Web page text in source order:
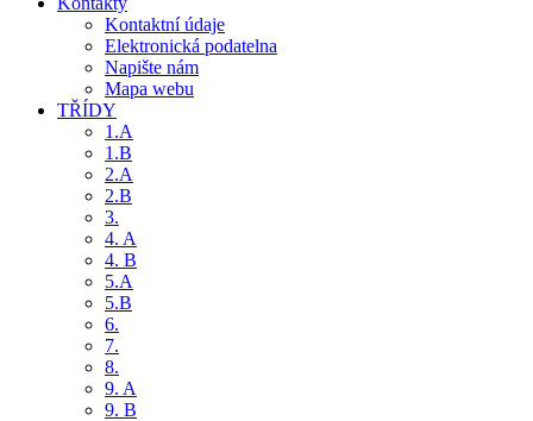
Kontaktní údaje
Elektronická podatelna
Napište nám
Mapa webu
TŘÍDY
1.A
1.B
2.A
2.B
3.
4. A
4. B
5.A
5.B
6.
7.
8.
9. A
9. B